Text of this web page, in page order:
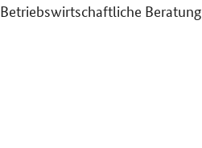
Betriebswirtschaftliche Beratung